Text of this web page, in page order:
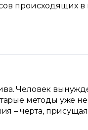
происходящих в
Человек
методы уже не
– черта, присущая